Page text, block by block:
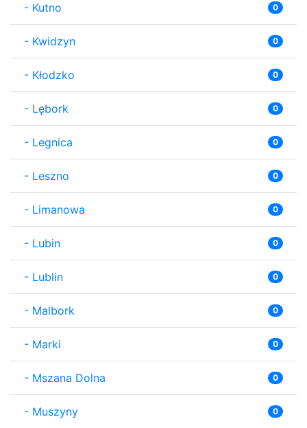
- Kutno 0
- Kwidzyn 0
- Kłodzko 0
- Lębork 0
- Legnica 0
- Leszno 0
- Limanowa 0
- Lubin 0
- Lublin 0
- Malbork 0
- Marki 0
- Mszana Dolna 0
- Muszyny 0